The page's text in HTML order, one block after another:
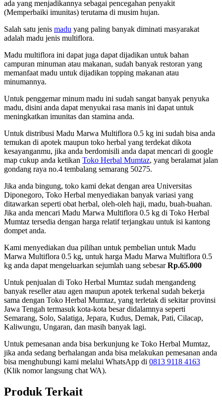
ada yang menjadikannya sebagai pencegahan penyakit
(Memperbaiki imunitas) terutama di musim hujan.
Salah satu jenis madu yang paling banyak diminati masyarakat
adalah madu jenis multiflora.
Madu multiflora ini dapat juga dapat dijadikan untuk bahan
campuran minuman atau makanan, sudah banyak restoran yang
memanfaat madu untuk dijadikan topping makanan atau
minumannya.
Untuk penggemar minum madu ini sudah sangat banyak penyuka
madu, disini anda dapat menyukai rasa manis ini dapat untuk
meningkatkan imunitas dan stamina anda.
Untuk distribusi Madu Marwa Multiflora 0.5 kg ini sudah bisa anda
temukan di apotek maupun toko herbal yang terdekat dikota
kesayanganmu, jika anda berdomisili anda dapat mencari di google
map cukup anda ketikan Toko Herbal Mumtaz, yang beralamat jalan
gondang raya no.4 tembalang semarang 50275.
Jika anda bingung, toko kami dekat dengan area Universitas
Diponegoro, Toko Herbal menyediakan banyak variasi yang
ditawarkan seperti obat herbal, oleh-oleh haji, madu, buah-buahan.
Jika anda mencari Madu Marwa Multiflora 0.5 kg di Toko Herbal
Mumtaz tersedia dengan harga relatif terjangkau untuk isi kantong
dompet anda.
Kami menyediakan dua pilihan untuk pembelian untuk Madu
Marwa Multiflora 0.5 kg, untuk harga Madu Marwa Multiflora 0.5
kg anda dapat mengeluarkan sejumlah uang sebesarRp.65.000
Untuk penjualan di Toko Herbal Mumtaz sudah mengandeng
banyak reseller atau agen maupun apotek terkenal sudah bekerja
sama dengan Toko Herbal Mumtaz, yang terletak di sekitar provinsi
Jawa Tengah termasuk kota-kota besar didalamnya seperti
Semarang, Solo, Salatiga, Jepara, Kudus, Demak, Pati, Cilacap,
Kaliwungu, Ungaran, dan masih banyak lagi.
Untuk pemesanan anda bisa berkunjung ke Toko Herbal Mumtaz,
jika anda sedang berhalangan anda bisa melakukan pemesanan anda
bisa menghubungi kami melalui WhatsApp di 0813 9118 4163
(Klik nomor langsung chat WA).
Produk Terkait